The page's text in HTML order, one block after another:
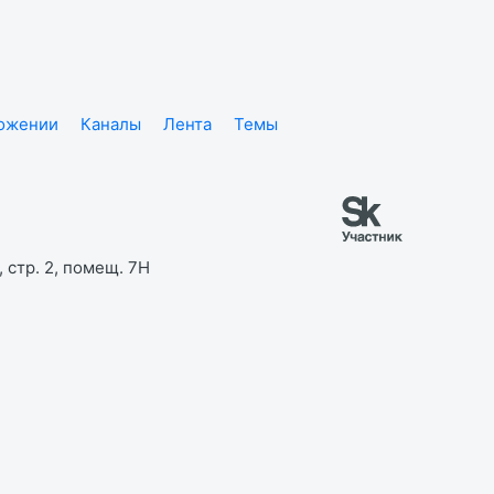
Каналы Лента
Темы
стр. 2, помещ. 7Н